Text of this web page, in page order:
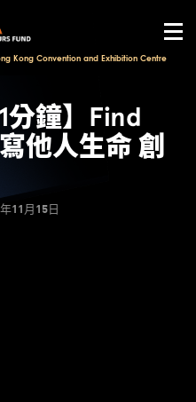
Kong Convention and Exhibition Centre
分鐘】Find
他人生命 創
11月15日